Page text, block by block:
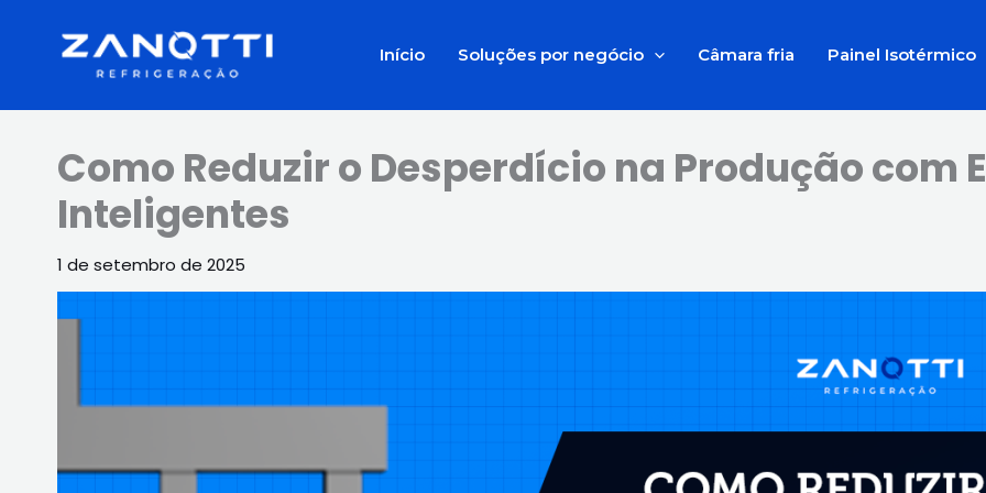
Início Soluções por negócio Câmara fria Painel Isotérmico
Como Reduzir o Desperdício na Produção com
Inteligentes
1 de setembro de 2025